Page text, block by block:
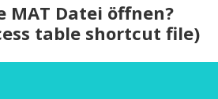
MAT Datei öffnen?
table shortcut file)